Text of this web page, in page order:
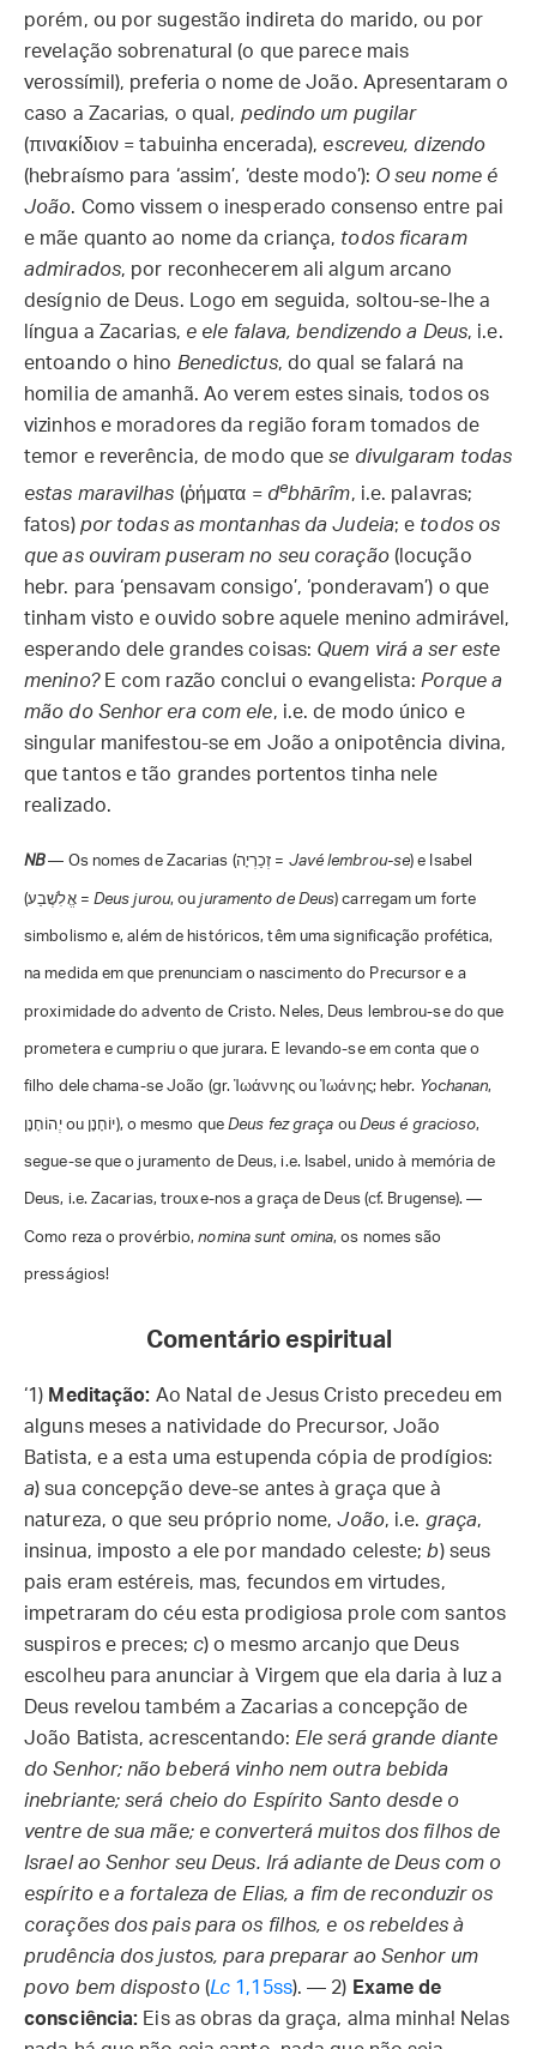
porém, ou por sugestão indireta do marido, ou por
revelação sobrenatural (o que parece mais
verossímil), preferia o nome de João. Apresentaram o
caso a Zacarias, o qual, pedindo um pugilar
(πινακίδιον = tabuinha encerada), escreveu, dizendo
(hebraísmo para ‘assim’, ‘deste modo’): O seu nome é
João. Como vissem o inesperado consenso entre pai
e mãe quanto ao nome da criança, todos ficaram
admirados, por reconhecerem ali algum arcano
desígnio de Deus. Logo em seguida, soltou-se-lhe a
língua a Zacarias, e ele falava, bendizendo a Deus, i.e.
entoando o hino Benedictus, do qual se falará na
homilia de amanhã. Ao verem estes sinais, todos os
vizinhos e moradores da região foram tomados de
temor e reverência, de modo quese divulgaram todas
estas maravilhas (ῥήματα = debhārîm, i.e. palavras;
fatos) por todas as montanhas da Judeia; e todos os
que as ouviram puseram no seu coração(locução
hebr. para ‘pensavam consigo’, ‘ponderavam’) o que
tinham visto e ouvido sobre aquele menino admirável,
esperando dele grandes coisas: Quem virá a ser este
menino?E com razão conclui o evangelista: Porque a
mão do Senhor era com ele, i.e. de modo único e
singular manifestou-se em João a onipotência divina,
que tantos e tão grandes portentos tinha nele
realizado.
NB — Os nomes de Zacarias (זְכַרְיָה = Javé lembrou-se) e Isabel
(אֱלִשֶׁבַע = Deus jurou, oujuramento de Deus) carregam um forte
simbolismo e, além de históricos, têm uma significação profética,
na medida em que prenunciam o nascimento do Precursor e a
proximidade do advento de Cristo. Neles, Deus lembrou-se do que
prometera e cumpriu o que jurara. E levando-se em conta que o
filho dele chama-se João (gr. Ἰωάννης ou Ἰωάνης; hebr. Yochanan,
יְהוֹחָנָן ou יוֹחָנָן), o mesmo queDeus fez graça ou Deus é gracioso,
segue-se que o juramento de Deus, i.e. Isabel, unido à memória de
Deus, i.e. Zacarias, trouxe-nos a graça de Deus (cf. Brugense). —
Como reza o provérbio,nomina sunt omina, os nomes são
presságios!
Comentário espiritual
‘1) Meditação: Ao Natal de Jesus Cristo precedeu em
alguns meses a natividade do Precursor, João
Batista, e a esta uma estupenda cópia de prodígios:
a) sua concepção deve-se antes à graça que à
natureza, o que seu próprio nome,João, i.e. graça,
insinua, imposto a ele por mandado celeste;b) seus
pais eram estéreis, mas, fecundos em virtudes,
impetraram do céu esta prodigiosa prole com santos
suspiros e preces; c) o mesmo arcanjo que Deus
escolheu para anunciar à Virgem que ela daria à luz a
Deus revelou também a Zacarias a concepção de
João Batista, acrescentando: Ele será grande diante
do Senhor; não beberá vinho nem outra bebida
inebriante; será cheio do Espírito Santo desde o
ventre de sua mãe; e converterá muitos dos filhos de
Israel ao Senhor seu Deus. Irá adiante de Deus com o
espírito e a fortaleza de Elias, a fim de reconduzir os
corações dos pais para os filhos, e os rebeldes à
prudência dos justos, para preparar ao Senhor um
povo bem disposto(Lc 1,15ss). — 2) Exame de
consciência: Eis as obras da graça, alma minha! Nelas